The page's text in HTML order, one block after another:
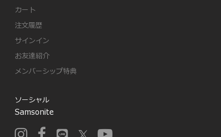
カート
注文履歴
サインイン
お友達紹介
メンバーシップ特典
ソーシャル
Samsonite